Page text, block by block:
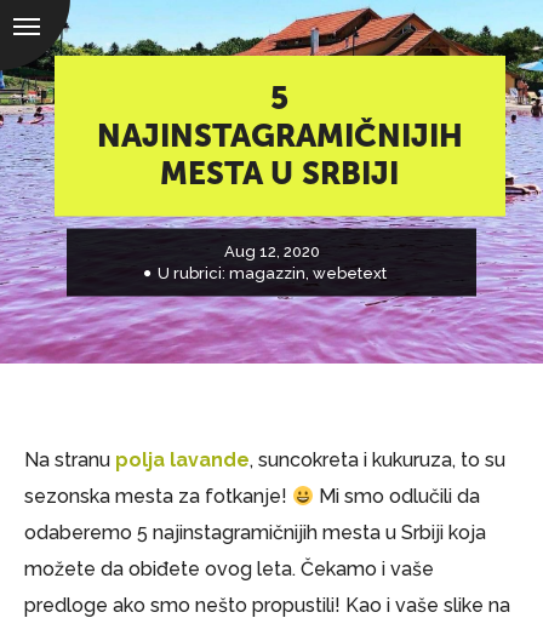
5
NAJINSTAGRAMIČNIJIH
MESTA U SRBIJI
Aug 12, 2020
U rubrici: magazzin webetext
Na stranu polja lavande, suncokreta i kukuruza, to su
sezonska mesta za fotkanje!
Mi smo odlučili da
odaberemo 5 najinstagramičnijih mesta u Srbiji koja
možete da obiđete ovog leta. Čekamo i vaše
predloge ako smo nešto propustili! Kao i vaše slike na